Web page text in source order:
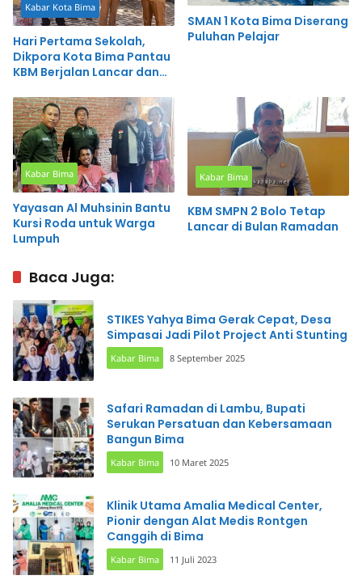
Kabar Kota Bima
Hari Pertama Sekolah,
Dikpora Kota Bima Pantau
KBM Berjalan Lancar dan
SMAN 1 Kota Bima Diserang
Puluhan Pelajar
Kabar Bima
Yayasan Al Muhsinin Bantu
Kursi Roda untuk Warga
Lumpuh
Kabar Bima
KBM SMPN 2 Bolo Tetap
Lancar di Bulan Ramadan
Baca Juga:
STIKES Yahya Bima Gerak Cepat, Desa
Simpasai Jadi Pilot Project Anti Stunting
Kabar Bima 8 September 2025
Safari Ramadan di Lambu, Bupati
Serukan Persatuan dan Kebersamaan
Bangun Bima
Kabar Bima 10 Maret 2025
Klinik Utama Amalia Medical Center,
Pionir dengan Alat Medis Rontgen
Canggih di Bima
Kabar Bima 11 Juli 2023